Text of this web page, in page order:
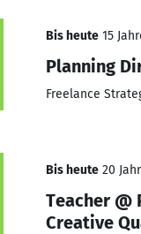
Bis heute 15
Planning
Freelance
Bis heute 20
Teacher @
Creative